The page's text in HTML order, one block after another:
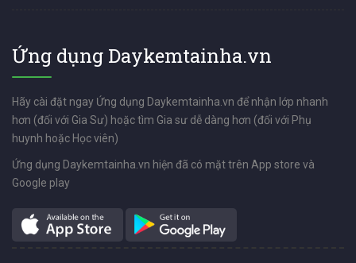
Ứng dụng Daykemtainha.vn
Hãy cài đặt ngay Ứng dụng Daykemtainha.vn để nhận lớp nhanh
hơn (đối với Gia Sư) hoặc tìm Gia sư dễ dàng hơn (đối với Phụ
huynh hoặc Học viên)
Ứng dụng Daykemtainha.vn hiện đã có mặt trên App store và
Google play